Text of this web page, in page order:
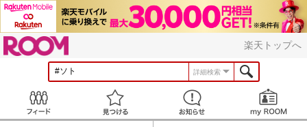
楽天トップへ
詳細検索
見つける お知らせ